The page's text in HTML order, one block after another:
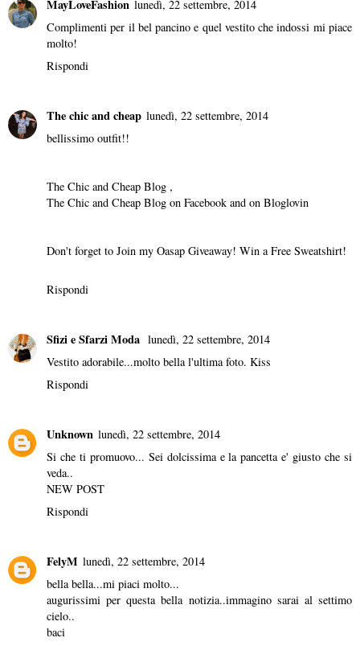
MayLoveFashion lunedì, 22 settembre, 2014
Complimenti per il bel pancino e quel vestito che indossi mi piace
molto!
Rispondi
The chic and cheap lunedì, 22 settembre, 2014
bellissimo outfit!!
The Chic and Cheap Blog ,
The Chic and Cheap Blog on Facebook and on Bloglovin
Don't forget to Join my Oasap Giveaway! Win a Free Sweatshirt!
Rispondi
Sfizi e Sfarzi Moda lunedì, 22 settembre, 2014
Vestito adorabile...molto bella l'ultima foto. Kiss
Rispondi
Unknown lunedì, 22 settembre, 2014
Si che ti promuovo... Sei dolcissima e la pancetta e' giusto che si
veda..
NEW POST
Rispondi
FelyM lunedì, 22 settembre, 2014
bella bella...mi piaci molto...
augurissimi per questa bella notizia..immagino sarai al settimo
cielo..
baci